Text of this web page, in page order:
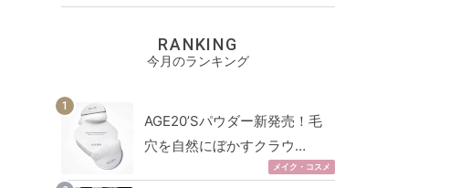
RANKING
今月のランキング
AGE20’Sパウダー新発売！毛
穴を自然にぼかすクラウ…
メイク・コスメ